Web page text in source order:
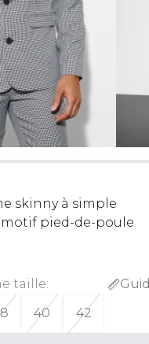
skinny à simple
pied-de-poule
taille:
40 42